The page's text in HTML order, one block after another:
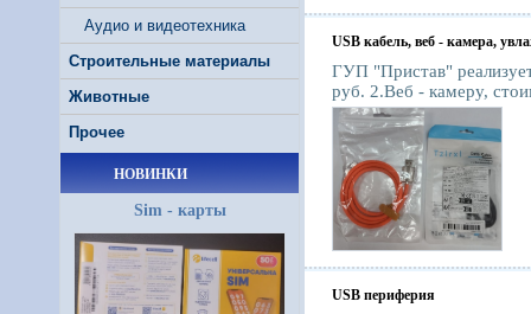
Аудио и видеотехника
Строительные материалы
Животные
Прочее
НОВИНКИ
Sim - карты
USB кабель, веб - камера,
ГУП "Пристав"
руб. 2.Веб - камеру,
USB периферия